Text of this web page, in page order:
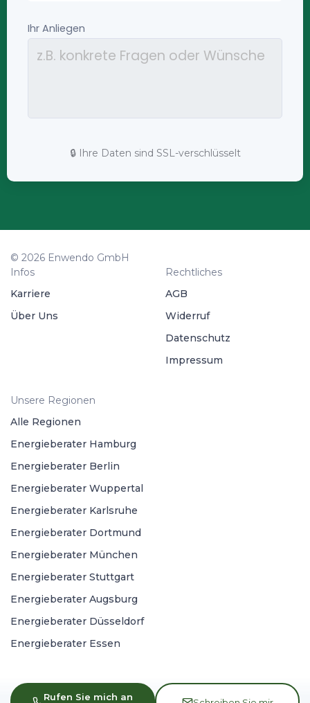
Rufen Sie mich an
🔒 Ihre Daten sind SSL-verschlüsselt
© 2026 Enwendo GmbH
Infos
Karriere
Über Uns
Rechtliches
AGB
Widerruf
Datenschutz
Impressum
Unsere Regionen
Alle Regionen
Energieberater Hamburg
Energieberater Berlin
Energieberater Wuppertal
Energieberater Karlsruhe
Energieberater Dortmund
Energieberater München
Energieberater Stuttgart
Energieberater Augsburg
Energieberater Düsseldorf
Energieberater Essen